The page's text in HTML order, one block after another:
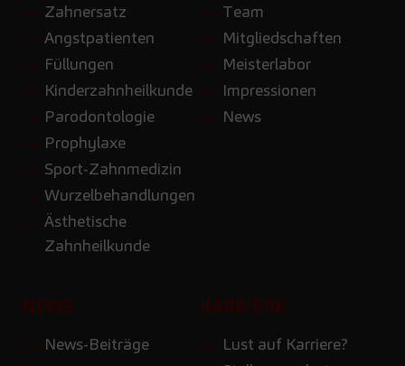
Zahnersatz
Angstpatienten
Füllungen
Kinderzahnheilkunde
Parodontologie
Prophylaxe
Sport-Zahnmedizin
Wurzelbehandlungen
Ästhetische
Zahnheilkunde
Team
Mitgliedschaften
Meisterlabor
Impressionen
News
NEWS
News-Beiträge
KARRIERE
Lust auf Karriere?